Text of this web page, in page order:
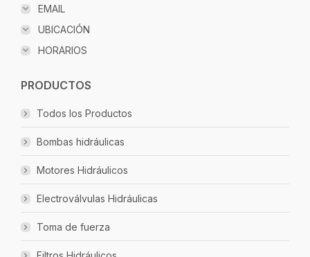
EMAIL
UBICACIÓN
HORARIOS
PRODUCTOS
Todos los Productos
Bombas hidráulicas
Motores Hidráulicos
Electroválvulas Hidráulicas
Toma de fuerza